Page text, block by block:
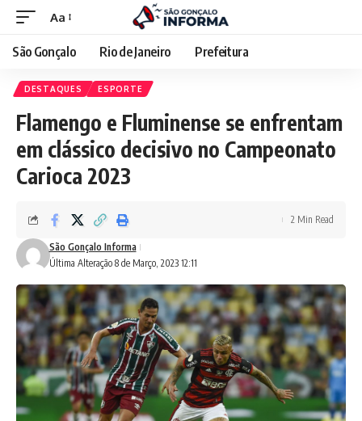
Aa
São Gonçalo Rio de Janeiro Prefeitura
DESTAQUES ESPORTE
Flamengo e Fluminense se enfrentam
em clássico decisivo no Campeonato
Carioca 2023
Última Alteração 8 de Março, 2023 12:11
São Gonçalo Informa
2 Min Read